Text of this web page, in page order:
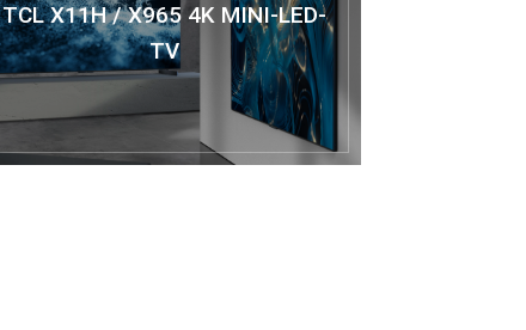
TCL X11H / X965 4K MINI-LED-
TV